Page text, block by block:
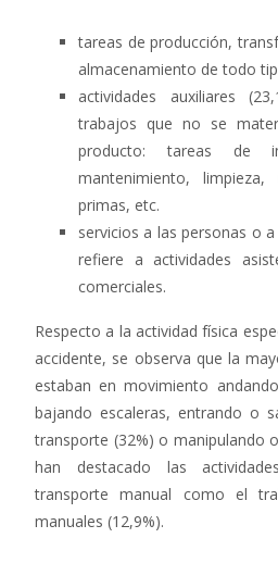
tareas de producción,
almacenamiento de todo
actividades auxiliares
trabajos que no se
producto: tareas de
mantenimiento,
primas, etc.
servicios a las personas o
refiere a actividades
comerciales.
Respecto a la actividad física
accidente, se observa que la
estaban en movimiento
bajando escaleras, entrando o
transporte (32%) o manipulando
han destacado las
transporte manual como el
manuales (12,9%).